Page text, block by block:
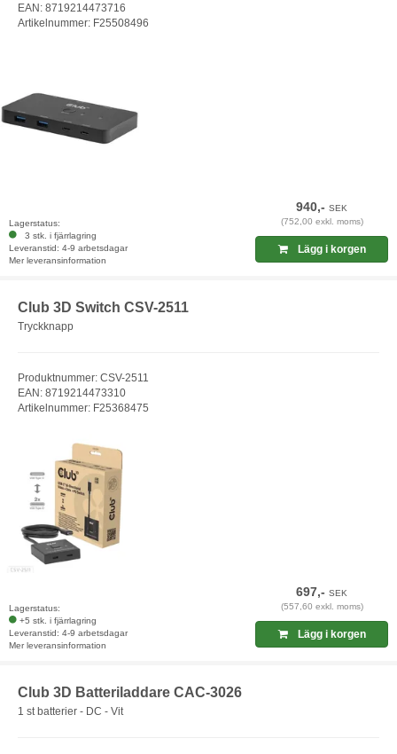
EAN: 8719214473716
Artikelnummer: F25508496
Lagerstatus:
3 stk. i fjärrlagring
Leveranstid: 4-9 arbetsdagar
Mer leveransinformation
940,-SEK
(752,00 exkl. moms)
Lägg i korgen
Club 3D Switch CSV-2511
Tryckknapp
Produktnummer: CSV-2511
EAN: 8719214473310
Artikelnummer: F25368475
Lagerstatus:
+5 stk. i fjärrlagring
Leveranstid: 4-9 arbetsdagar
Mer leveransinformation
697,-SEK
(557,60 exkl. moms)
Lägg i korgen
Club 3D Batteriladdare CAC-3026
1 st batterier - DC - Vit